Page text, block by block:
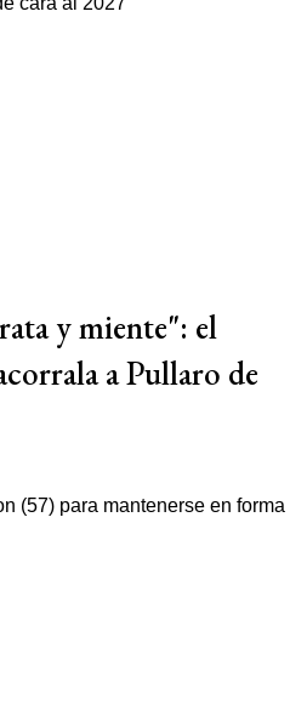
y miente": el
a Pullaro de